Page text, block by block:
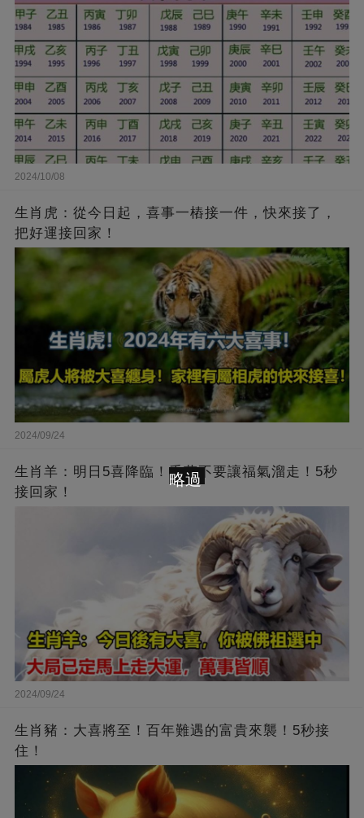
2024/10/08
生肖虎：從今日起，喜事一樁接一件，快來接了，
把好運接回家！
2024/09/24
生肖羊：明日5喜降臨！千萬不要讓福氣溜走！5秒
接回家！
2024/09/24
生肖豬：大喜將至！百年難遇的富貴來襲！5秒接
住！
略過